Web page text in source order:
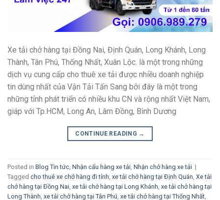
Xe tải chở hàng tại Đồng Nai, Định Quán, Long Khánh, Long
Thành, Tân Phú, Thống Nhất, Xuân Lộc. là một trong những
dịch vụ cung cấp cho thuê xe tải được nhiều doanh nghiệp
tin dùng nhất của Vận Tải Tấn Sang bởi đây là một trong
những tỉnh phát triển có nhiều khu CN và rộng nhất Việt Nam,
giáp với Tp.HCM, Long An, Lâm Đồng, Bình Dương
CONTINUE READING →
Posted in Blog Tin tức, Nhận cẩu hàng xe tải, Nhận chở hàng xe tải |
Tagged cho thuê xe chở hàng đi tỉnh, xe tải chở hàng tại Định Quán, Xe tải
chở hàng tại Đồng Nai, xe tải chở hàng tại Long Khánh, xe tải chở hàng tại
Long Thành, xe tải chở hàng tại Tân Phú, xe tải chở hàng tại Thống Nhất,